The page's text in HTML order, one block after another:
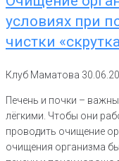
условиях при
чистки
Клуб Маматова
Печень и почки –
лёгкими. Чтобы они
проводить очищение
очищения организма